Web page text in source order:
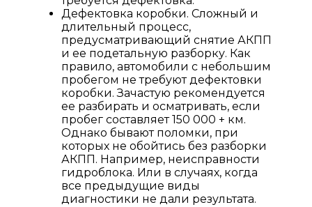
Дефектовка коробки. Сложный и
длительный процесс,
предусматривающий снятие АКПП
и ее подетальную разборку. Как
правило, автомобили с небольшим
пробегом не требуют дефектовки
коробки. Зачастую рекомендуется
ее разбирать и осматривать, если
пробег составляет 150 000 + км.
Однако бывают поломки, при
которых не обойтись без разборки
АКПП. Например, неисправности
гидроблока. Или в случаях, когда
все предыдущие виды
диагностики не дали результата.